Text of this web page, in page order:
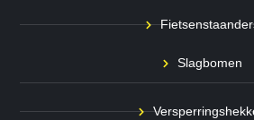
Slagbomen